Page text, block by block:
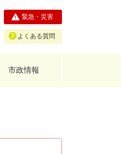
緊急・災害
よくある質問
市政情報